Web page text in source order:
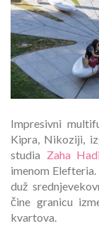
Impresivni
Kipra, Nikoziji,
studia Zaha
imenom
duž
čine granicu
kvartova.